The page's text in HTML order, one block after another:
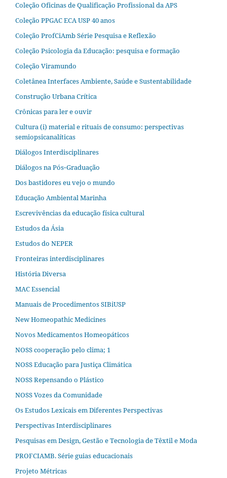
Coleção Oficinas de Qualificação Profissional da APS
Coleção PPGAC ECA USP 40 anos
Coleção ProfCiAmb Série Pesquisa e Reflexão
Coleção Psicologia da Educação: pesquisa e formação
Coleção Viramundo
Coletânea Interfaces Ambiente, Saúde e Sustentabilidade
Construção Urbana Crítica
Crônicas para ler e ouvir
Cultura (i) material e rituais de consumo: perspectivas
semiopsicanalíticas
Diálogos Interdisciplinares
Diálogos na Pós‐Graduação
Dos bastidores eu vejo o mundo
Educação Ambiental Marinha
Escrevivências da educação física cultural
Estudos da Ásia​
Estudos do NEPER
Fronteiras interdisciplinares
História Diversa
MAC Essencial
Manuais de Procedimentos SIBiUSP
New Homeopathic Medicines
Novos Medicamentos Homeopáticos
NOSS cooperação pelo clima; 1
NOSS Educação para Justiça Climática
NOSS Repensando o Plástico
NOSS Vozes da Comunidade
Os Estudos Lexicais em Diferentes Perspectivas
Perspectivas Interdisciplinares
Pesquisas em Design, Gestão e Tecnologia de Têxtil e Moda
PROFCIAMB. Série guias educacionais
Projeto Métricas